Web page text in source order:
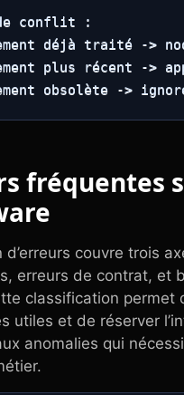
conflit :
déjà traité ->
plus récent ->
obsolète ->
fréquentes
d’erreurs couvre trois
erreurs de contrat, et
classification permet
utiles et de réserver
anomalies qui